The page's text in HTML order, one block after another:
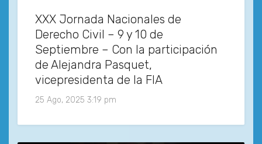
XXX Jornada Nacionales de
Derecho Civil – 9 y 10 de
Septiembre – Con la participación
de Alejandra Pasquet,
vicepresidenta de la FIA
25 Ago, 2025 3:19 pm